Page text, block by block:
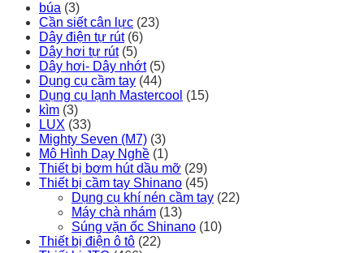
búa (3)
Cần siết cân lực (23)
Dây điện tự rút (6)
Dây hơi tự rút (5)
Dây hơi- Dây nhớt (5)
Dụng cụ cầm tay (44)
Dụng cụ lạnh Mastercool (15)
kìm (3)
LUX (33)
Mighty Seven (M7) (3)
Mô Hình Dạy Nghề (1)
Thiết bị bơm hút dầu mỡ (29)
Thiết bị cầm tay Shinano (45)
Dụng cụ khí nén cầm tay (22)
Máy chà nhám (13)
Súng vặn ốc Shinano (10)
Thiết bị điện ô tô (22)